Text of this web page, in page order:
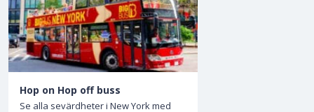
Hop on Hop off buss
Se alla sevärdheter i New York med